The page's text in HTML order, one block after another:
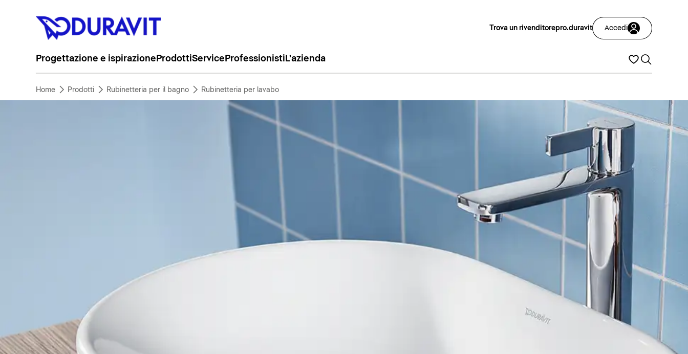
Trova un rivenditorepro.duravit Accedi
Progettazione e ispirazione ProdottiService Professionisti L'azienda
Home Prodotti Rubinetteria per il bagno Rubinetteria per lavabo